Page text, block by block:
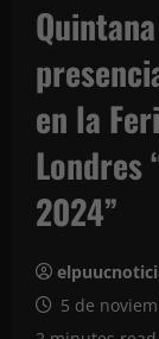
en la
Londres
2024”
5 de